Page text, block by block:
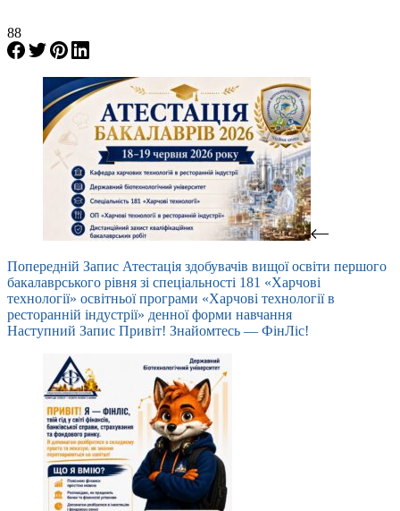
88
Попередній Запис Атестація здобувачів вищої освіти першого
бакалаврського рівня зі спеціальності 181 «Харчові
технології» освітньої програми «Харчові технології в
ресторанній індустрії» денної форми навчання
Наступний Запис Привіт! Знайомтесь — ФінЛіс!